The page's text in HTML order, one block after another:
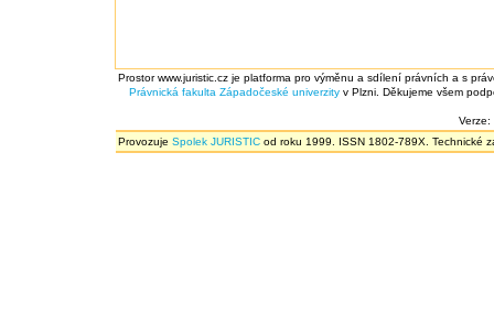
Prostor www.juristic.cz je platforma pro výměnu a sdílení právních a s
Právnická fakulta Západočeské univerzity v Plzni. Děkujeme všem
Verze:
Provozuje Spolek JURISTIC od roku 1999. ISSN 1802-789X. Technické